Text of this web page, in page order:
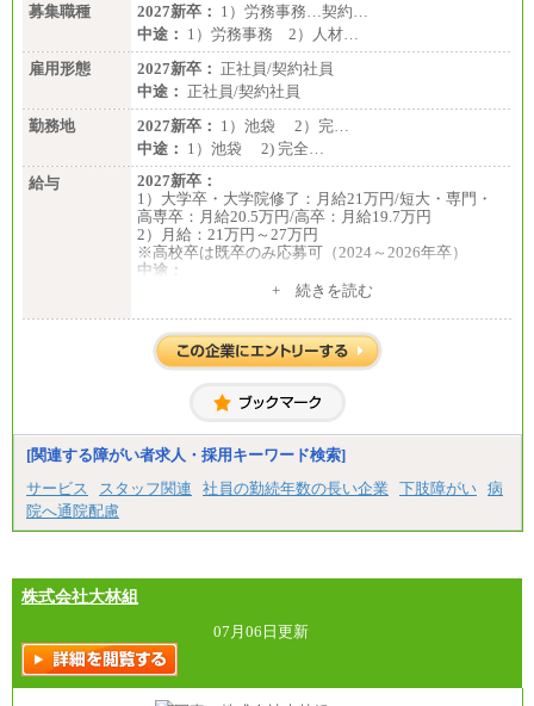
募集職種
2027新卒： 1）労務事務…契約…
中途： 1）労務事務 2）人材…
雇用形態
2027新卒： 正社員/契約社員
中途： 正社員/契約社員
勤務地
2027新卒： 1）池袋 2）完…
中途： 1）池袋 2) 完全…
給与
2027新卒：
1）大学卒・大学院修了：月給21万円/短大・専門・
高専卒：月給20.5万円/高卒：月給19.7万円
2）月給：21万円～27万円
※高校卒は既卒のみ応募可（2024～2026年卒）
中途：
1）月給：21万円～25万円+ 続きを読む
[関連する障がい者求人・採用キーワード検索]
サービス
スタッフ関連 社員の勤続年数の長い企業 下肢障がい 病
院へ通院配慮
株式会社大林組
07月06日更新